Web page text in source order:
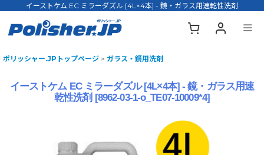
イーストケム EC ミラーダズル [4L×4本] - 鏡・ガラス用速乾性洗剤
ポリッシャー.JPトップページ > ガラス・鏡用洗剤
イーストケム EC ミラーダズル [4L×4本] - 鏡・ガラス用速
乾性洗剤 [8962-03-1-o_TE07-10009*4]